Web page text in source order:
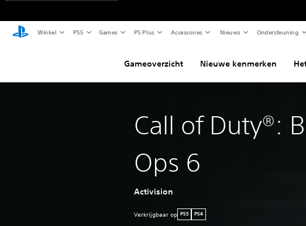
Winkel PS5 Games PS Plus Accessoires Nieuws Ondersteuning
Gameoverzicht Nieuwe kenmerken
Call of Duty®:
Ops 6
Activision
Verkrijgbaar op PS5 PS4